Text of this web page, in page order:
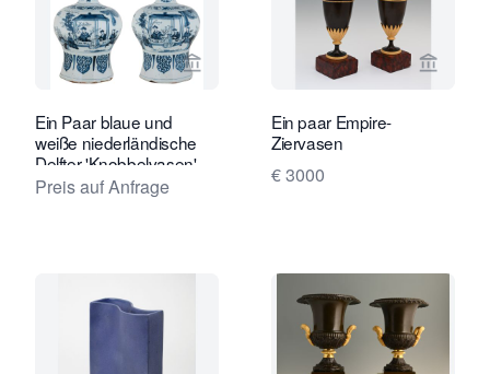
Verkaeuferseite von Van Nie
Ein Paar blaue und
weiße niederländische
Delfter 'Knobbelvasen'
Preis auf Anfrage
Ein paar Empire-
Ziervasen
€ 3000